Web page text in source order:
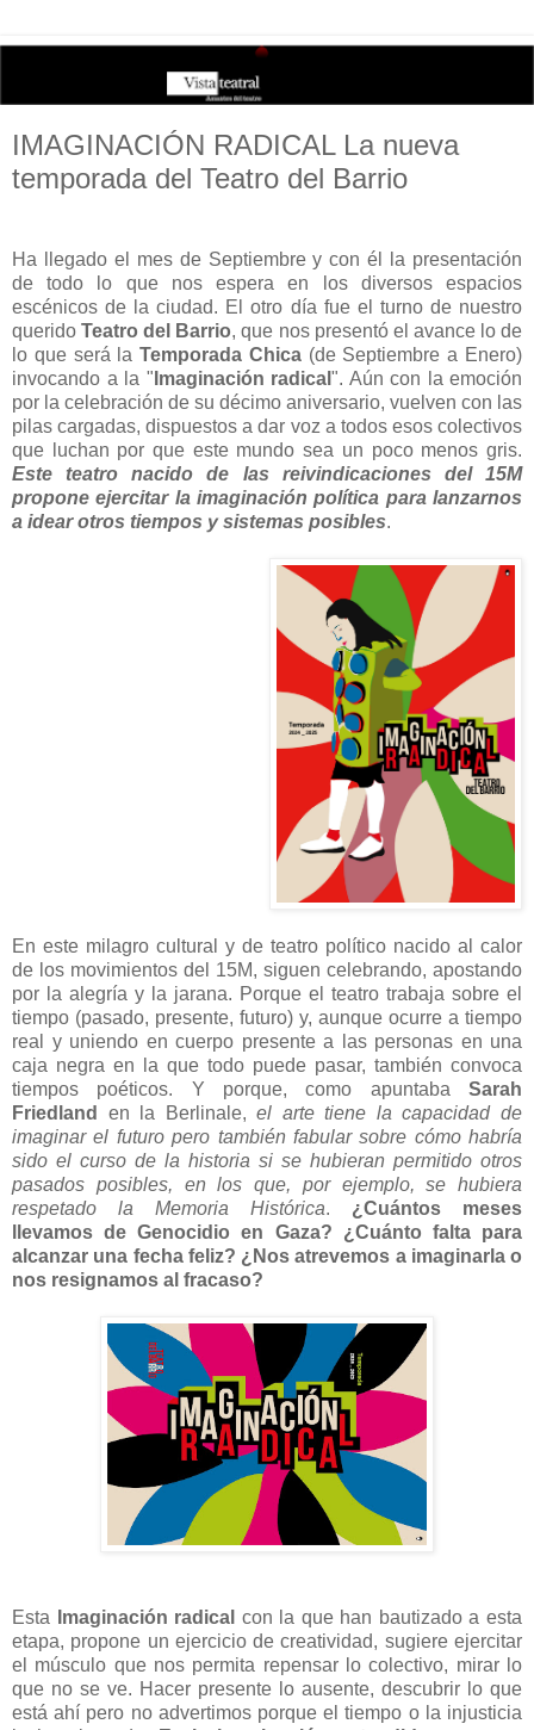
IMAGINACIÓN RADICAL La nueva
temporada del Teatro del Barrio
Ha llegado el mes de Septiembre y con él la presentación
de todo lo que nos espera en los diversos espacios
escénicos de la ciudad. El otro día fue el turno de nuestro
queridoTeatro del Barrio, que nos presentó el avance lo de
lo que será laTemporada Chica(de Septiembre a Enero)
invocando a la " Imaginación radical ". Aún con la emoción
por la celebración de su décimo aniversario, vuelven con las
pilas cargadas, dispuestos a dar voz a todos esos colectivos
que luchan por que este mundo sea un poco menos gris.
Este teatro nacido de las reivindicaciones del 15M
propone ejercitar la imaginación política para lanzarnos
a idear otros tiempos y sistemas posibles.
En este milagro cultural y de teatro político nacido al calor
de los movimientos del 15M, siguen celebrando, apostando
por la alegría y la jarana. Porque el teatro trabaja sobre el
tiempo (pasado, presente, futuro) y, aunque ocurre a tiempo
real y uniendo en cuerpo presente a las personas en una
caja negra en la que todo puede pasar, también convoca
tiempos poéticos. Y porque, como apuntaba Sarah
Friedland
en la Berlinale,el arte tiene la capacidad de
imaginar el futuro pero también fabular sobre cómo habría
sido el curso de la historia si se hubieran permitido otros
pasados posibles, en los que, por ejemplo, se hubiera
respetado la Memoria Histórica. ¿Cuántos meses
llevamos de Genocidio en Gaza? ¿Cuánto falta para
alcanzar una fecha feliz? ¿Nos atrevemos a imaginarla o
nos resignamos al fracaso?
Esta Imaginación radical con la que han bautizado a esta
etapa, propone un ejercicio de creatividad, sugiere ejercitar
el músculo que nos permita repensar lo colectivo, mirar lo
que no se ve. Hacer presente lo ausente, descubrir lo que
está ahí pero no advertimos porque el tiempo o la injusticia